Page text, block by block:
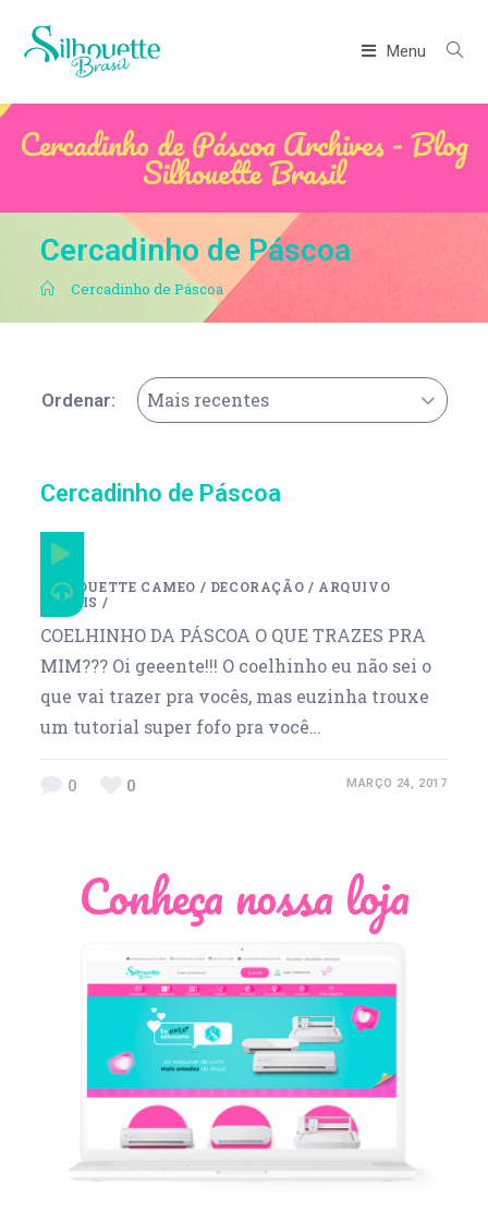
Menu
Cercadinho de Páscoa Archives - Blog
Silhouette Brasil
Cercadinho de Páscoa
. Cercadinho de Páscoa
Ordenar: Mais recentes
Cercadinho de Páscoa
SILHOUETTE CAMEO / DECORAÇÃO / ARQUIVO
GRÁTIS /
COELHINHO DA PÁSCOA O QUE TRAZES PRA
MIM??? Oi geeente!!! O coelhinho eu não sei o
que vai trazer pra vocês, mas euzinha trouxe
um tutorial super fofo pra você…
0 0 MARÇO 24, 2017
Conheça nossa loja
Léia Pastori